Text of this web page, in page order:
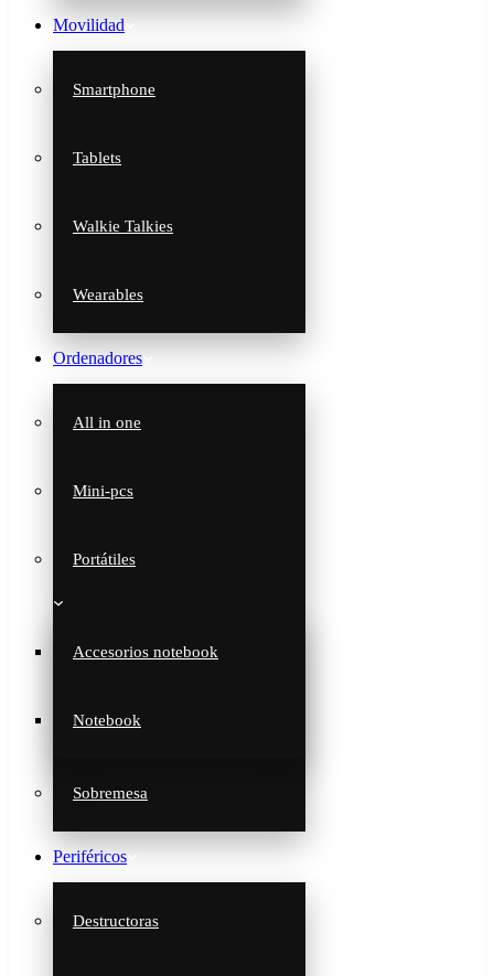
Movilidad
Smartphone
Tablets
Walkie Talkies
Wearables
Ordenadores
All in one
Mini-pcs
Portátiles
Accesorios notebook
Notebook
Sobremesa
Periféricos
Destructoras